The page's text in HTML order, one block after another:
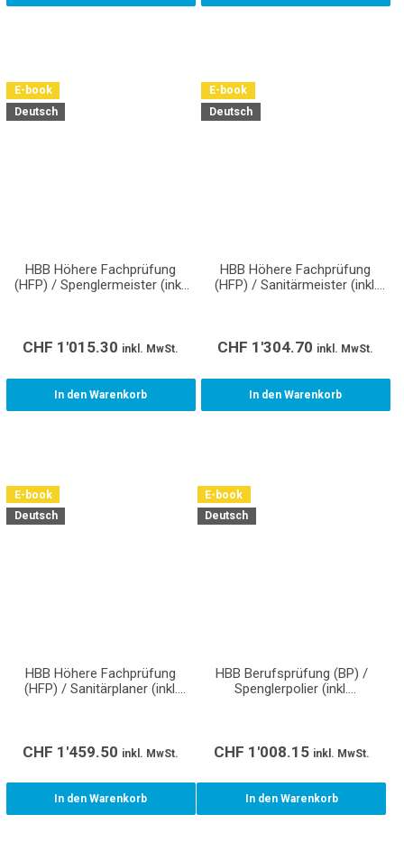
E-book
Deutsch
HBB Höhere Fachprüfung
(HFP) / Spenglermeister (inkl.
CHF 1'015.30 inkl. MwSt.
In den Warenkorb
E-book
Deutsch
HBB Höhere Fachprüfung
(HFP) / Sanitärmeister (inkl.
CHF 1'304.70 inkl. MwSt.
In den Warenkorb
E-book
Deutsch
HBB Höhere Fachprüfung
(HFP) / Sanitärplaner (inkl.
CHF 1'459.50 inkl. MwSt.
In den Warenkorb
E-book
Deutsch
HBB Berufsprüfung (BP) /
Spenglerpolier (inkl.
CHF 1'008.15 inkl. MwSt.
In den Warenkorb